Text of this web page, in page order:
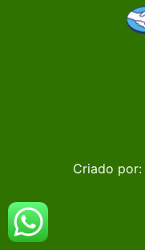
Criado por: